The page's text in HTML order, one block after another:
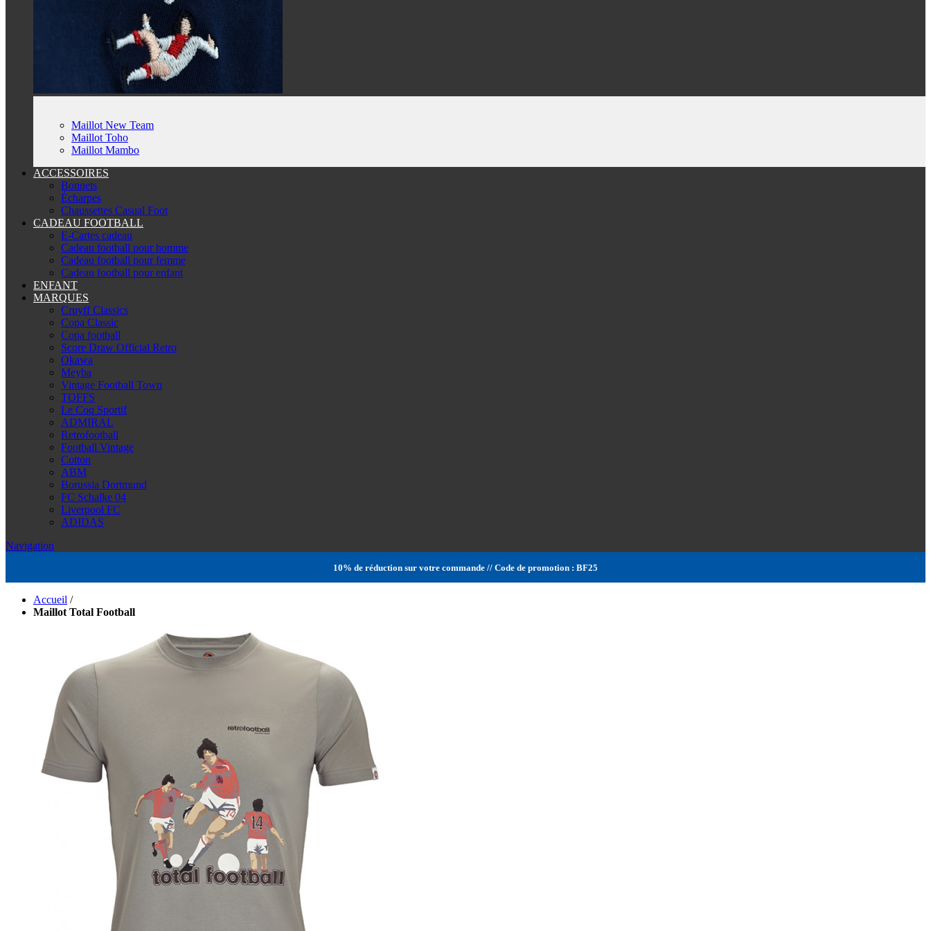
Maillot New Team
Maillot Toho
Maillot Mambo
ACCESSOIRES
Bonnets
Écharpes
Chaussettes Casual Foot
CADEAU FOOTBALL
E-Cartes cadeau
Cadeau football pour homme
Cadeau football pour femme
Cadeau football pour enfant
ENFANT
MARQUES
Cruyff Classics
Copa Classic
Copa football
Score Draw Official Retro
Okawa
Meyba
Vintage Football Town
TOFFS
Le Coq Sportif
ADMIRAL
Retrofootball
Football Vintage
Cotton
ABM
Borussia Dortmund
FC Schalke 04
Liverpool FC
ADIDAS
Navigation
10% de réduction sur votre commande // Code de promotion : BF25
Accueil /
Maillot Total Football